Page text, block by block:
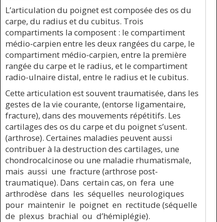
L’articulation du poignet est composée des os du
carpe, du radius et du cubitus. Trois
compartiments la composent : le compartiment
médio-carpien entre les deux rangées du carpe, le
compartiment médio-carpien, entre la première
rangée du carpe et le radius, et le compartiment
radio-ulnaire distal, entre le radius et le cubitus.
Cette articulation est souvent traumatisée, dans les
gestes de la vie courante, (entorse ligamentaire,
fracture), dans des mouvements répétitifs. Les
cartilages des os du carpe et du poignet s’usent.
(arthrose). Certaines maladies peuvent aussi
contribuer à la destruction des cartilages, une
chondrocalcinose ou une maladie rhumatismale,
mais aussi une fracture (arthrose post-
traumatique). Dans certain cas, on fera une
arthrodèse dans les séquelles neurologiques
pour maintenir le poignet en rectitude (séquelle
de plexus brachial ou d’hémiplégie).